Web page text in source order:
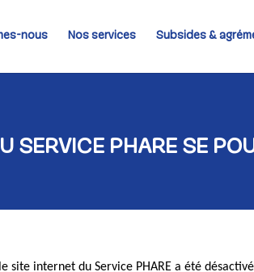
nous Nos services Subsides &
SERVICE PHARE SE
site internet du Service PHARE a été